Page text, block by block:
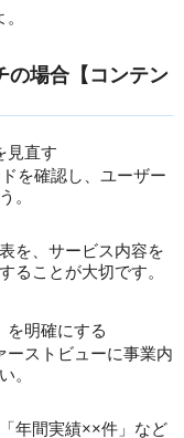
の場合【コンテン
見直す
を確認し、ユーザー
。
を、サービス内容を
ることが大切です。
を明確にする
ーストビューに事業内
。
年間実績××件」など